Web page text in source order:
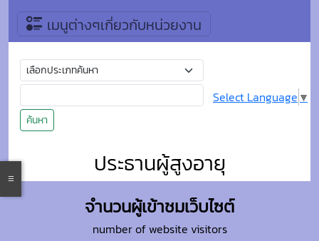
เมนูต่างๆเกี่ยวกับหน่วยงาน
ค้นหา
Select Language ▼
ประธานผู้สูงอายุ
จำนวนผู้เข้าชมเว็บไซต์
number of website visitors